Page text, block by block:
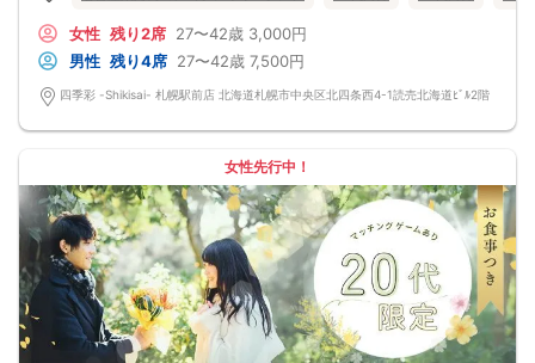
なんてことは絶対ありません！
プロフィールカードを活用し、「はじめまして」から会話を楽しみましょう。
★完全着席型・連絡先交換は自由★
完全着席型で席替えはできる限り行います。
席替えの５分前には連絡先交換を促すアナウンスをいたしますので、「連絡先交
1. ２名様以上でのご参加は必ず同性同士でお申し込みください。
2. 服装の指定はございません。多くのお客様はカジュアルな格好でおこしになら
れています。
3. 開催判断はイベント前日の時点で男性３名・女性３名以上のお申し込みからに
なりますが、当日に参加者のキャンセルで比率が崩れた場合や開催判断人数を下
回った場合、一切返金などの保証はいたしませんのでご了承ください。
4. イベントページ内の「お申し込み状況」等はキャンセルなどで当日の参加人
数、男女比率と異なる可能性がございます。
5. 当日は店舗の外ではなく店舗内で受付いたします。店内に入り店員に「街コン
で来た」旨をお伝えください。
女性 残り2席 27〜42歳 3,000円
男性 残り4席 27〜42歳 7,500円
四季彩 -Shikisai- 札幌駅前店 北海道札幌市中央区北四条西4-1読売北海道ﾋﾞﾙ2階
女性先行中！